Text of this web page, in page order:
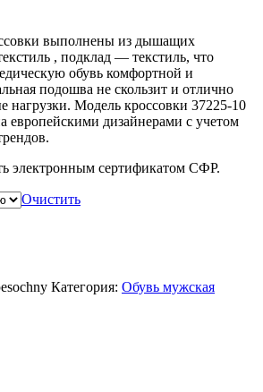
выполнены из дышащих
, подклад — текстиль, что
обувь комфортной и
подошва не скользит и отлично
нагрузки. Модель кроссовки 37225-10
европейскими дизайнерами с учетом
электронным сертификатом СФР.
Очистить
Категория: Обувь мужская